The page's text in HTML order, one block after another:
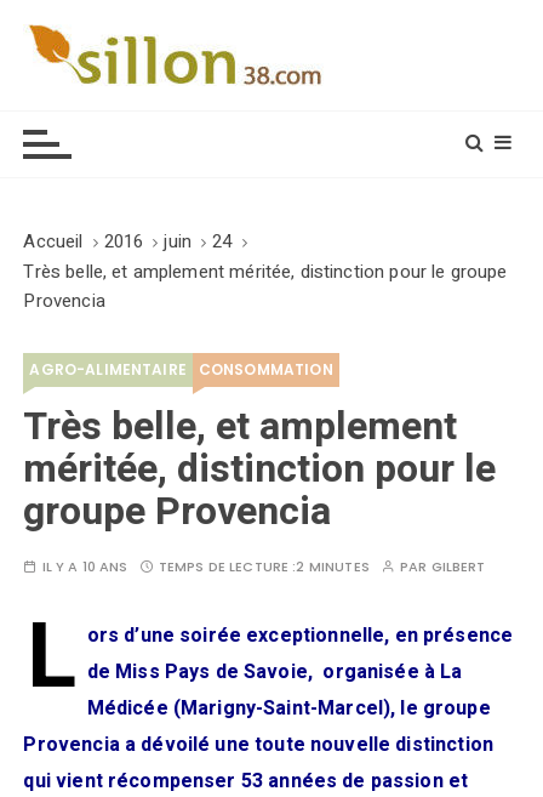
Accueil 2016 juin
24
Très belle, et amplement méritée, distinction pour le groupe
Provencia
AGRO-ALIMENTAIRE CONSOMMATION
Très belle, et amplement
méritée, distinction pour le
groupe Provencia
IL Y A 10 ANS TEMPS DE LECTURE :2 MINUTES PAR GILBERT
L ors d’une soirée exceptionnelle, en présence
de Miss Pays de Savoie, organisée à La
Médicée (Marigny-Saint-Marcel), le groupe
Provencia a dévoilé une toute nouvelle distinction
qui vient récompenser 53 années de passion et